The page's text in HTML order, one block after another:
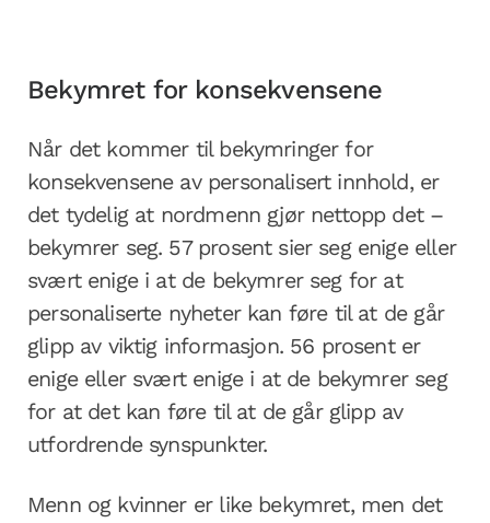
Bekymret for konsekvensene
Når det kommer til bekymringer for
konsekvensene av personalisert innhold, er
det tydelig at nordmenn gjør nettopp det –
bekymrer seg. 57 prosent sier seg enige eller
svært enige i at de bekymrer seg for at
personaliserte nyheter kan føre til at de går
glipp av viktig informasjon. 56 prosent er
enige eller svært enige i at de bekymrer seg
for at det kan føre til at de går glipp av
utfordrende synspunkter.
Menn og kvinner er like bekymret, men det